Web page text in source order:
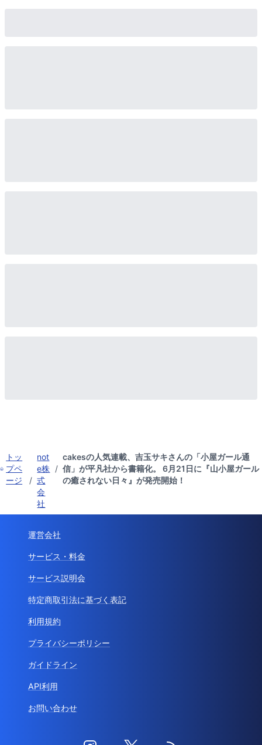
トッ
プペ
ージ
/
not
e株
式
会
社
/
cakesの人気連載、吉玉サキさんの「小屋ガール通
信」が平凡社から書籍化。 6月21日に『山小屋ガール
の癒されない日々』が発売開始！
運営会社
サービス・料金
サービス説明会
特定商取引法に基づく表記
利用規約
プライバシーポリシー
ガイドライン
API利用
お問い合わせ